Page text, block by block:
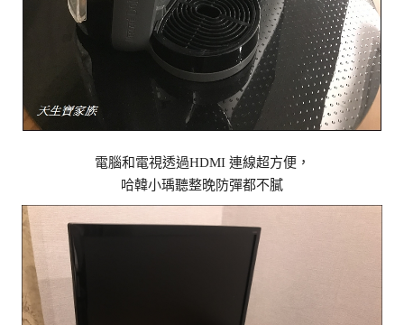
電腦和電視透過HDMI 連線超方便，
哈韓小瑀聽整晚防彈都不膩